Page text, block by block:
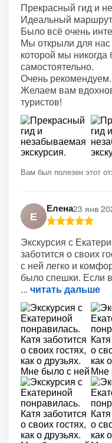
Прекрасный гид и
Идеальный
Было всё очень
Мы открыли для нас
которой мы никогда
самостоятельно.
Очень рекомендуем.
Желаем вам
туристов!
Вам был полезен этот
Е
Елена23 янв
Экскурсия с
заботится о своих
с ней легко и
было спешки. Если
читать дальше